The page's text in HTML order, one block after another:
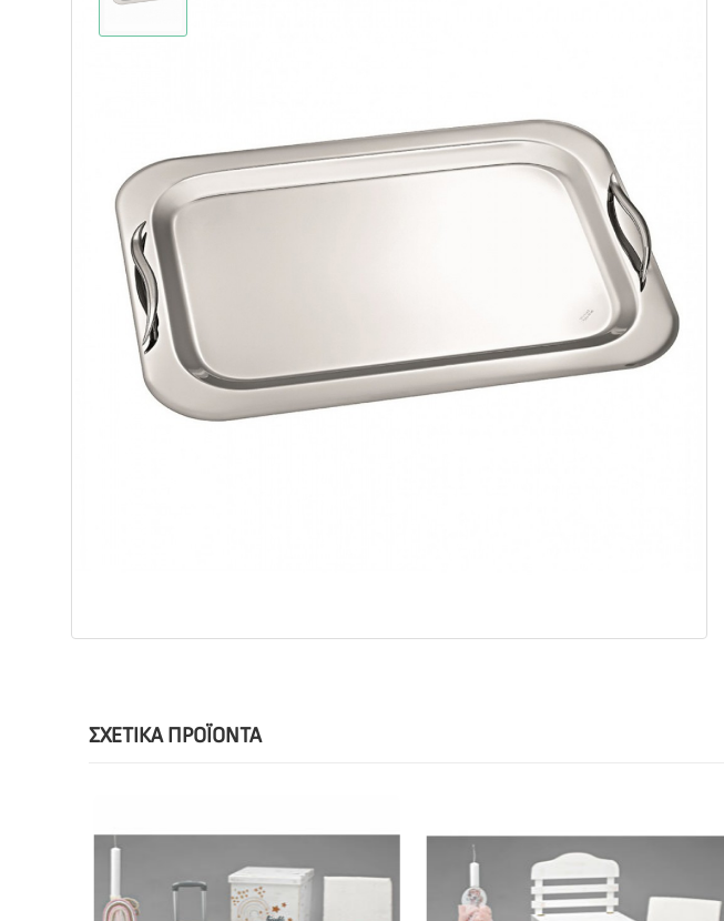
ΣΧΕΤΙΚΆ ΠΡΟΪΌΝΤΑ